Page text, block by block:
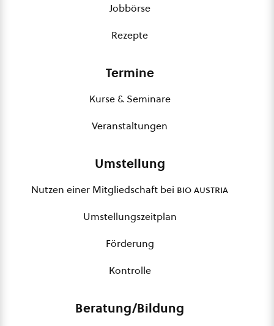
Jobbörse
Rezepte
Termine
Kurse & Seminare
Veranstaltungen
Umstellung
Nutzen einer Mitgliedschaft bei bio austria
Umstellungszeitplan
Förderung
Kontrolle
Beratung/Bildung